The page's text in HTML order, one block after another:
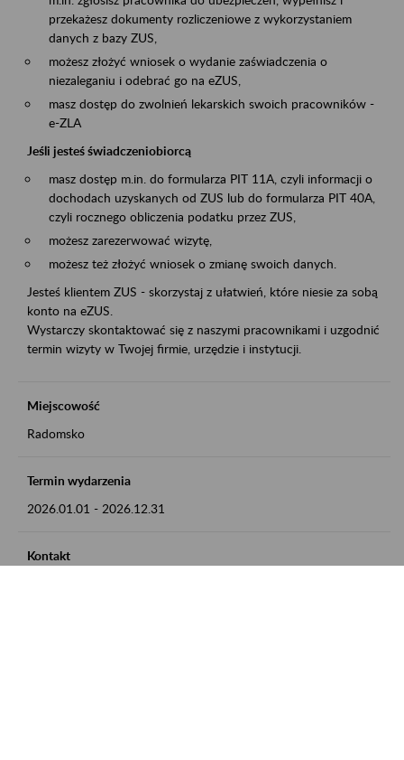
przekażesz dokumenty rozliczeniowe z wykorzystaniem
danych z bazy ZUS,
możesz złożyć wniosek o wydanie zaświadczenia o
niezaleganiu i odebrać go na eZUS,
masz dostęp do zwolnień lekarskich swoich pracowników -
e-ZLA
Jeśli jesteś świadczeniobiorcą
masz dostęp m.in. do formularza PIT 11A, czyli informacji o
dochodach uzyskanych od ZUS lub do formularza PIT 40A,
czyli rocznego obliczenia podatku przez ZUS,
możesz zarezerwować wizytę,
możesz też złożyć wniosek o zmianę swoich danych.
Jesteś klientem ZUS - skorzystaj z ułatwień, które niesie za sobą
konto na eZUS.
Wystarczy skontaktować się z naszymi pracownikami i uzgodnić
termin wizyty w Twojej firmie, urzędzie i instytucji.
Miejscowość
Radomsko
Termin wydarzenia
2026.01.01 - 2026.12.31
Kontakt